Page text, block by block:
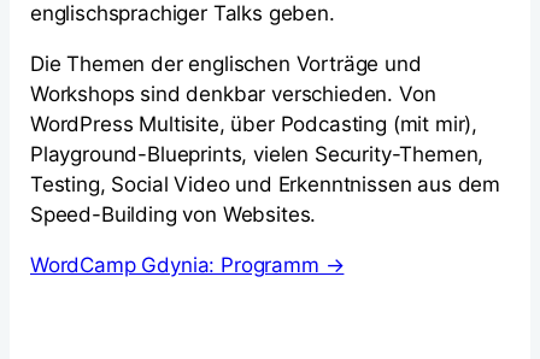
englischsprachiger Talks geben.
Die Themen der englischen Vorträge und
Workshops sind denkbar verschieden. Von
WordPress Multisite, über Podcasting (mit mir),
Playground-Blueprints, vielen Security-Themen,
Testing, Social Video und Erkenntnissen aus dem
Speed-Building von Websites.
WordCamp Gdynia: Programm →